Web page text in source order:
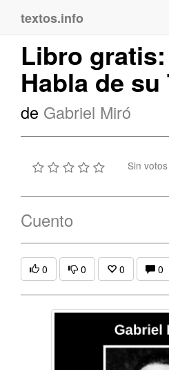
textos.info
Libro
Habla de su
de Gabriel Miró
Sin votos
Cuento
0 0 0 0